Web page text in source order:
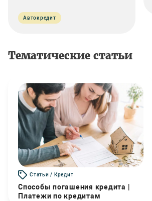
Автокредит
Тематические статьи
Статьи / Кредит
Способы погашения кредита |
Платежи по кредитам